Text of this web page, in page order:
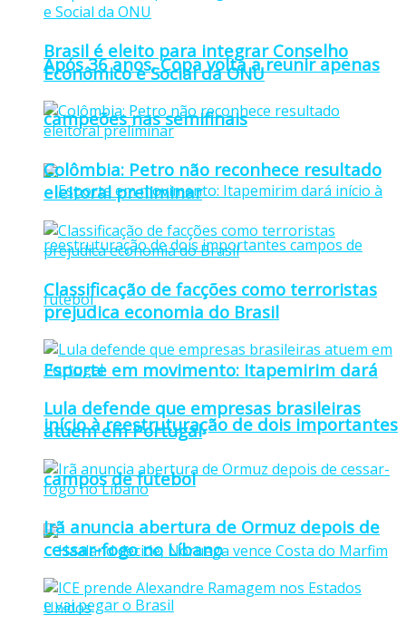
Após 36 anos, Copa volta a reunir apenas
campeões nas semifinais
Esporte em movimento: Itapemirim dará
início à reestruturação de dois importantes
campos de futebol
Brasil é eleito para integrar Conselho
Econômico e Social da ONU
Colômbia: Petro não reconhece resultado
eleitoral preliminar
Classificação de facções como terroristas
prejudica economia do Brasil
Lula defende que empresas brasileiras
atuem em Portugal
Irã anuncia abertura de Ormuz depois de
cessar-fogo no Líbano